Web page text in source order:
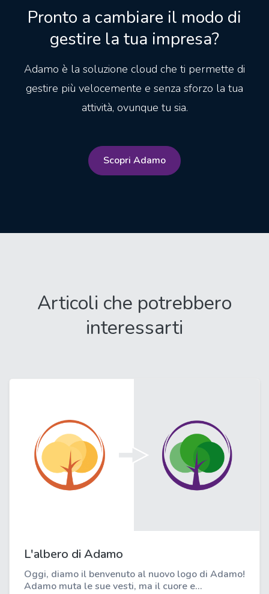
Pronto a cambiare il modo di
gestire la tua impresa?
Adamo è la soluzione cloud che ti permette di
gestire più velocemente e senza sforzo la tua
attività, ovunque tu sia.
Scopri Adamo
Articoli che potrebbero
interessarti
L'albero di Adamo
Oggi, diamo il benvenuto al nuovo logo di Adamo!
Adamo muta le sue vesti, ma il cuore e...